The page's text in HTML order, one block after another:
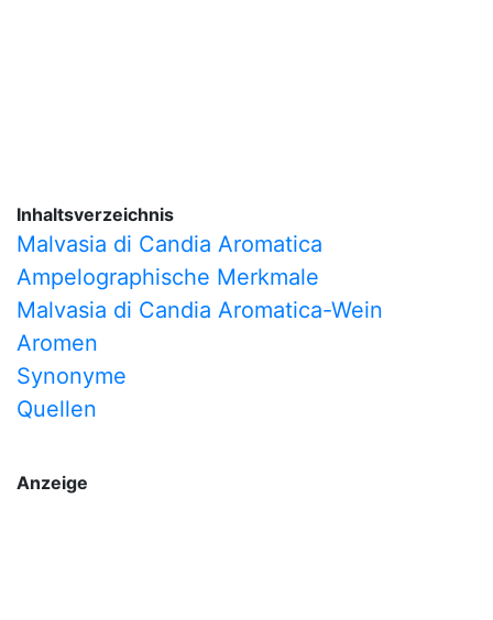
Inhaltsverzeichnis
Malvasia di Candia Aromatica
Ampelographische Merkmale
Malvasia di Candia Aromatica-Wein
Aromen
Synonyme
Quellen
Anzeige